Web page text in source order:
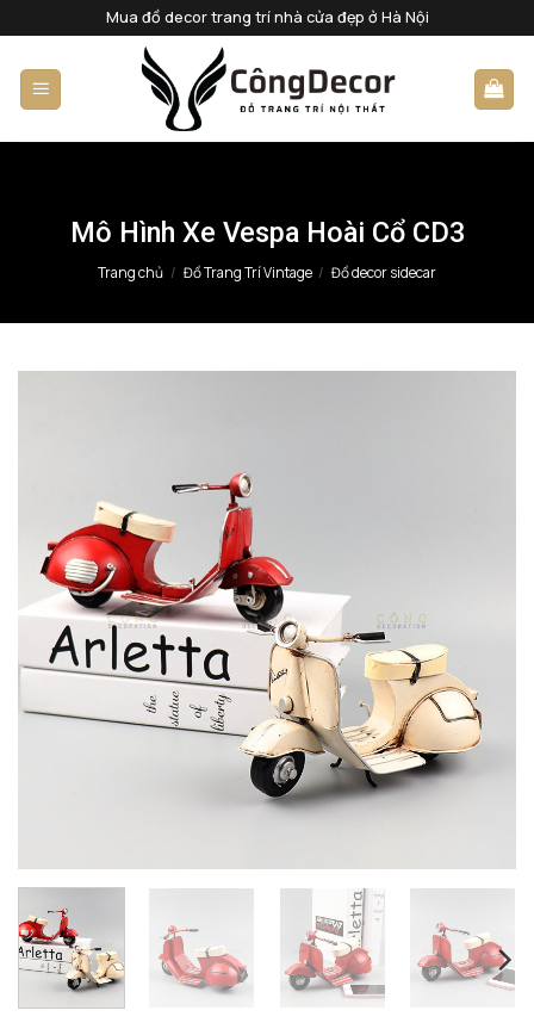
qua
nội
dung
Mua đồ decor trang trí nhà cửa đẹp ở Hà Nội
Mô Hình Xe Vespa Hoài Cổ CD3
Trang chủ / Đồ Trang Trí Vintage / Đồ decor sidecar